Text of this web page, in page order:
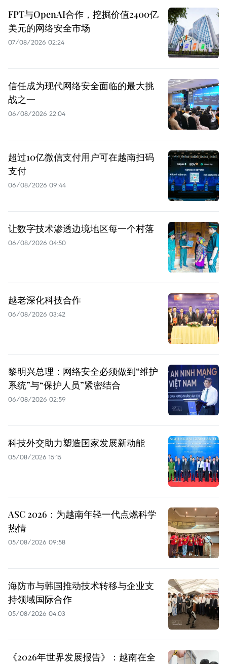
FPT与OpenAI合作，挖掘价值2400亿
美元的网络安全市场
07/08/2026 02:24
信任成为现代网络安全面临的最大挑
战之一
06/08/2026 22:04
超过10亿微信支付用户可在越南扫码
支付
06/08/2026 09:44
让数字技术渗透边境地区每一个村落
06/08/2026 04:50
越老深化科技合作
06/08/2026 03:42
黎明兴总理：网络安全必须做到“维护
系统”与“保护人员”紧密结合
06/08/2026 02:59
科技外交助力塑造国家发展新动能
05/08/2026 15:15
ASC 2026：为越南年轻一代点燃科学
热情
05/08/2026 09:58
海防市与韩国推动技术转移与企业支
持领域国际合作
05/08/2026 04:03
《2026年世界发展报告》：越南在全